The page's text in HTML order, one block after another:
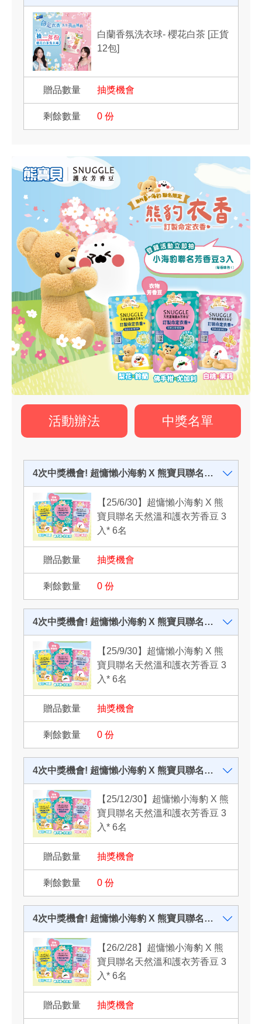
白蘭香氛洗衣球- 櫻花白茶 [正貨
12包]
抽獎機會
0 份
活動辦法 中獎名單
4次中獎機會! 超慵懶小海豹 X 熊寶貝聯名天然溫和護衣芳香豆
【25/6/30】超慵懶小海豹 X 熊
寶貝聯名天然溫和護衣芳香豆 3
入* 6名
抽獎機會
0 份
4次中獎機會! 超慵懶小海豹 X 熊寶貝聯名天然溫和護衣芳香豆
【25/9/30】超慵懶小海豹 X 熊
寶貝聯名天然溫和護衣芳香豆 3
入* 6名
抽獎機會
0 份
4次中獎機會! 超慵懶小海豹 X 熊寶貝聯名天然溫和護衣芳香豆
【25/12/30】超慵懶小海豹 X 熊
寶貝聯名天然溫和護衣芳香豆 3
入* 6名
抽獎機會
0 份
4次中獎機會! 超慵懶小海豹 X 熊寶貝聯名天然溫和護衣芳香豆
【26/2/28】超慵懶小海豹 X 熊
寶貝聯名天然溫和護衣芳香豆 3
入* 6名
抽獎機會